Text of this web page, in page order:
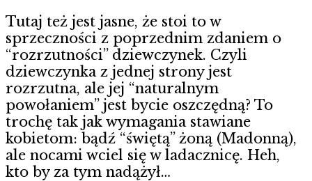
Tutaj też jest jasne, że stoi to w
sprzeczności z poprzednim zdaniem o
“rozrzutności” dziewczynek. Czyli
dziewczynka z jednej strony jest
rozrzutna, ale jej “naturalnym
powołaniem” jest bycie oszczędną? To
trochę tak jak wymagania stawiane
kobietom: bądź “świętą” żoną (Madonną),
ale nocami wciel się w ladacznicę. Heh,
kto by za tym nadążył…